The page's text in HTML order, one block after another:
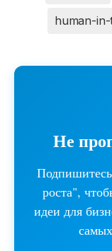
human-
Не
роста",
идеи для